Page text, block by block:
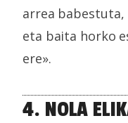
arrea
eta baita horko
ere».
4. NOLA